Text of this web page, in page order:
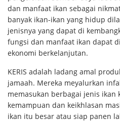
dan manfaat ikan sebagai
banyak ikan-ikan yang hidup
jenisnya yang dapat di
fungsi dan manfaat ikan dapat
ekonomi berkelanjutan.
KERIS adalah ladang amal
jamaah. Mereka meyalurkan
memasukan berbagai jenis ikan
kemampuan dan keikhlasan
ikan itu besar atau siap panen